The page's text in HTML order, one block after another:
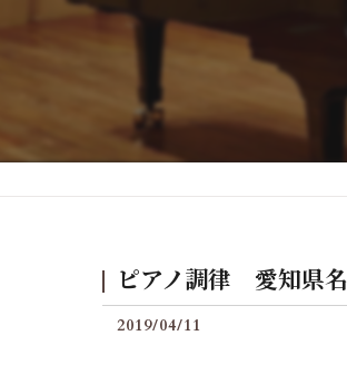
グラ
後付
ピアノ調律 愛知県
2019/04/11